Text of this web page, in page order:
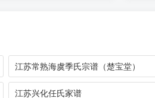
江苏常熟海虞季氏宗谱（楚宝堂）
江苏兴化任氏家谱